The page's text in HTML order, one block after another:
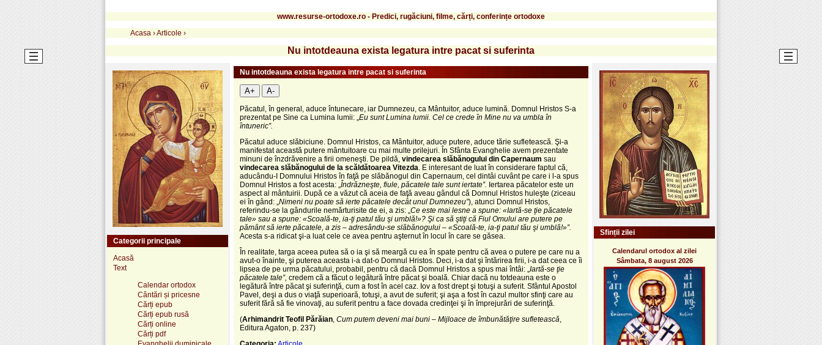
www.resurse-ortodoxe.ro - Predici, rugăciuni, filme, cărți, conferințe ortodoxe
Acasa ›Articole ›
Nu intotdeauna exista legatura intre pacat si suferinta
Nu intotdeauna exista legatura intre pacat si suferinta
A+ A-
Păcatul, în general, aduce întunecare, iar Dumnezeu, ca Mântuitor, aduce lumină. Domnul Hristos S-a
prezentat pe Sine ca Lumina lumii: „ Eu sunt Lumina lumii. Cel ce crede în Mine nu va umbla în
întuneric”.
Păcatul aduce slăbiciune. Domnul Hristos, ca Mântuitor, aduce putere, aduce tărie sufletească. Şi-a
manifestat această putere mântuitoare cu mai multe prilejuri. În Sfânta Evanghelie avem prezentate
minuni de înzdrăvenire a firii omeneşti. De pildă, vindecarea slăbănogului din Capernaum sau
vindecarea slăbănogului de la scăldătoarea Vitezda . E interesant de luat în considerare faptul că,
aducându-I Domnului Hristos în faţă pe slăbănogul din Capernaum, cel dintâi cuvânt pe care i l-a spus
Domnul Hristos a fost acesta: „ Îndrăzneşte, fiule, păcatele tale sunt iertate”. Iertarea păcatelor este un
aspect al mântuirii. După ce a văzut că aceia de faţă aveau gândul că Domnul Hristos huleşte (ziceau
ei în gând: „ Nimeni nu poate să ierte păcatele decât unul Dumnezeu”), atunci Domnul Hristos,
referindu-se la gândurile nemărturisite de ei, a zis: „ Ce este mai lesne a spune: «Iartă-se ţie păcatele
tale» sau a spune: «Scoală-te, ia-ţi patul tău şi umblă!»? Şi ca să ştiţi că Fiul Omului are putere pe
pământ să ierte păcatele, a zis – adresându-se slăbănogului – «Scoală-te, ia-ţi patul tău şi umblă!»”.
Acesta s-a ridicat şi-a luat cele ce avea pentru aşternut în locul în care se găsea.
În realitate, targa aceea putea să o ia şi să meargă cu ea în spate pentru că avea o putere pe care nu a
avut-o înainte, şi puterea aceasta i-a dat-o Domnul Hristos. Deci, i-a dat şi întărirea firii, i-a dat ceea ce îi
lipsea de pe urma păcatului, probabil, pentru că dacă Domnul Hristos a spus mai întâi: „ Iartă-se ţie
păcatele tale”, credem că a făcut o legătură între păcat şi boală. Chiar dacă nu totdeauna este o
legătură între păcat şi suferinţă, cum a fost în acel caz. Iov a fost drept şi totuşi a suferit. Sfântul Apostol
Pavel, deşi a dus o viaţă superioară, totuşi, a avut de suferit; şi aşa a fost în cazul multor sfinţi care au
suferit fără să fie vinovaţi, au suferit pentru a face dovada credinţei şi în împrejurări de suferinţă.
(Arhimandrit Teofil Părăian Cum putem deveni mai buni – Mijloace de îmbunătăţire sufletească
Editura Agaton, p. 237)
Categorii principale
Acasă
Text
Calendar ortodox
Cântări și pricesne
Cărți epub
Cărți epub rusă
Cărți online
Cărți pdf
Sfinții zilei
Calendarul ortodox al zilei
Sâmbata, 8 august 2026